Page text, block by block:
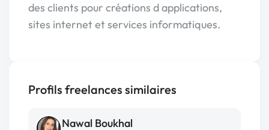
des clients pour créations d applications,
sites internet et services informatiques.
Profils freelances similaires
Nawal Boukhal